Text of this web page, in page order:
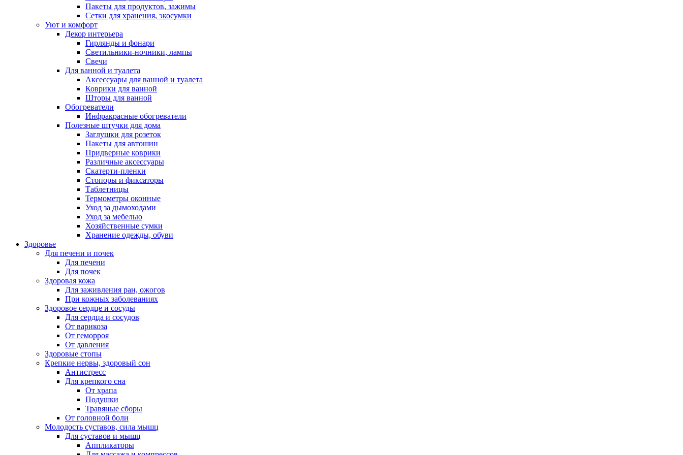
Пакеты для продуктов, зажимы
Сетки для хранения, экосумки
Уют и комфорт
Декор интерьера
Гирлянды и фонари
Светильники-ночники, лампы
Свечи
Для ванной и туалета
Аксессуары для ванной и туалета
Коврики для ванной
Шторы для ванной
Обогреватели
Инфракрасные обогреватели
Полезные штучки для дома
Заглушки для розеток
Пакеты для автошин
Придверные коврики
Различные аксессуары
Скатерти-пленки
Стопоры и фиксаторы
Таблетницы
Термометры оконные
Уход за дымоходами
Уход за мебелью
Хозяйственные сумки
Хранение одежды, обуви
Здоровье
Для печени и почек
Для печени
Для почек
Здоровая кожа
Для заживления ран, ожогов
При кожных заболеваниях
Здоровое сердце и сосуды
Для сердца и сосудов
От варикоза
От геморроя
От давления
Здоровые стопы
Крепкие нервы, здоровый сон
Антистресс
Для крепкого сна
От храпа
Подушки
Травяные сборы
От головной боли
Молодость суставов, сила мышц
Для суставов и мышц
Аппликаторы